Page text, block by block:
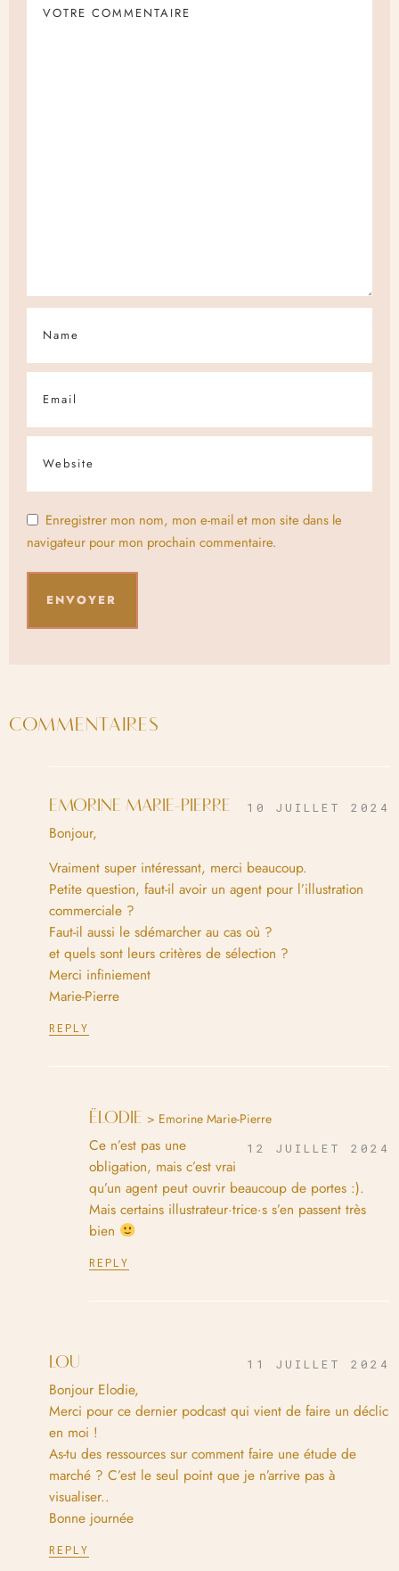
Enregistrer mon nom, mon e-mail et mon site dans le
navigateur pour mon prochain commentaire.
COMMENTAIRES
EMORINE MARIE-PIERRE 10 JUILLET 2024
Bonjour,
Vraiment super intéressant, merci beaucoup.
Petite question, faut-il avoir un agent pour l’illustration
commerciale ?
Faut-il aussi le sdémarcher au cas où ?
et quels sont leurs critères de sélection ?
Merci infiniement
Marie-Pierre
REPLY
ËLODIE > Emorine Marie-Pierre
12 JUILLET 2024
Ce n’est pas une
obligation, mais c’est vrai
qu’un agent peut ouvrir beaucoup de portes :).
Mais certains illustrateur·trice·s s’en passent très
bien
REPLY
LOU 11 JUILLET 2024
Bonjour Elodie,
Merci pour ce dernier podcast qui vient de faire un déclic
en moi !
As-tu des ressources sur comment faire une étude de
marché ? C’est le seul point que je n’arrive pas à
visualiser..
Bonne journée
REPLY